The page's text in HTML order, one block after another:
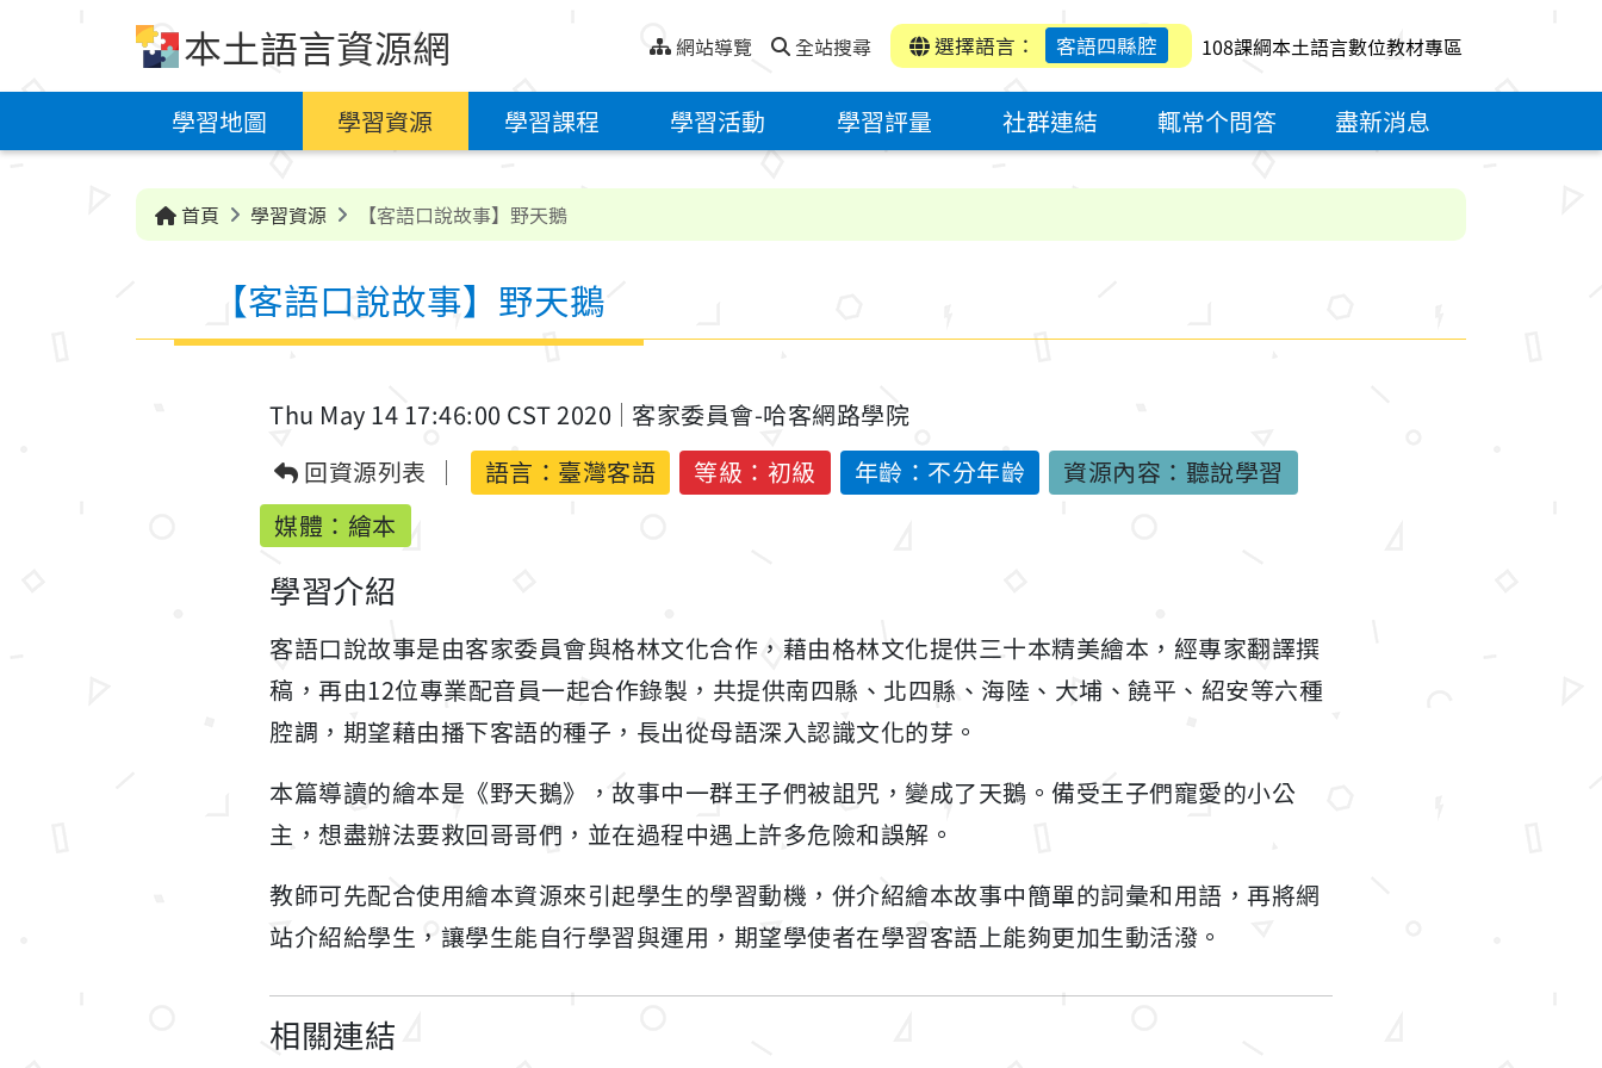
本土語言資源網 網站導覽 全站搜尋 選擇語言： 客語四縣腔 108課綱本土語言數位教材專區
學習地圖 學習資源 學習課程 學習活動 學習評量 社群連結 輒常个問答 盡新消息
首頁 學習資源 【客語口說故事】野天鵝
【客語口說故事】野天鵝
Thu May 14 17:46:00 CST 2020
客家委員會-哈客網路學院
回資源列表
語言： 臺灣客語 等級：初級 年齡：不分年齡
資源內容：聽說學習
媒體：繪本
學習介紹
客語口說故事是由客家委員會與格林文化合作，藉由格林文化提供三十本精美繪本，經專家翻譯撰
稿，再由12位專業配音員一起合作錄製，共提供南四縣、北四縣、海陸、大埔、饒平、紹安等六種
腔調，期望藉由播下客語的種子，長出從母語深入認識文化的芽。
本篇導讀的繪本是《野天鵝》，故事中一群王子們被詛咒，變成了天鵝。備受王子們寵愛的小公
主，想盡辦法要救回哥哥們，並在過程中遇上許多危險和誤解。
教師可先配合使用繪本資源來引起學生的學習動機，併介紹繪本故事中簡單的詞彙和用語，再將網
站介紹給學生，讓學生能自行學習與運用，期望學使者在學習客語上能夠更加生動活潑。
相關連結